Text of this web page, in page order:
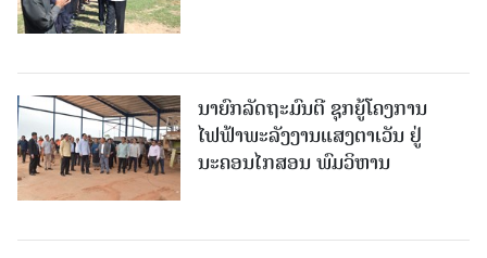
ນາຍົກລັດຖະມົນຕີ ຊຸກຍູ້ໂຄງການ
ໄຟຟ້າພະລັງງານແສງຕາເວັນ ຢູ່
ນະຄອນໄກສອນ ພົມວິຫານ